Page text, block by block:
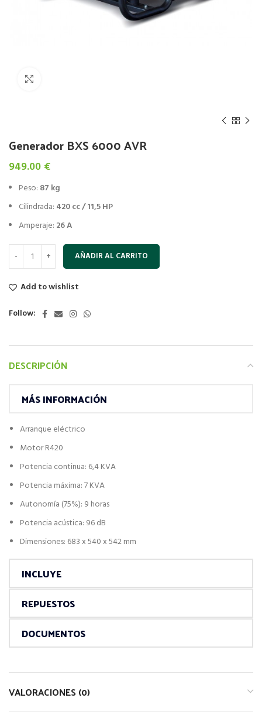
Generador BXS 6000 AVR
949.00 €
Peso: 87 kg
Cilindrada: 420 cc / 11,5 HP
Amperaje: 26 A
AÑADIR AL CARRITO
Add to wishlist
Follow:
DESCRIPCIÓN
MÁS INFORMACIÓN
Arranque eléctrico
Motor R420
Potencia continua: 6,4 KVA
Potencia máxima: 7 KVA
Autonomía (75%): 9 horas
Potencia acústica: 96 dB
Dimensiones: 683 x 540 x 542 mm
INCLUYE
REPUESTOS
DOCUMENTOS
VALORACIONES (0)